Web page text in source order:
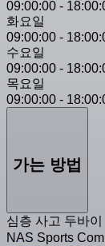
09:00:00 -
화요일
09:00:00 -
수요일
09:00:00 -
목요일
09:00:00 -
가는 방법
심층 사고 두바이
NAS Sports